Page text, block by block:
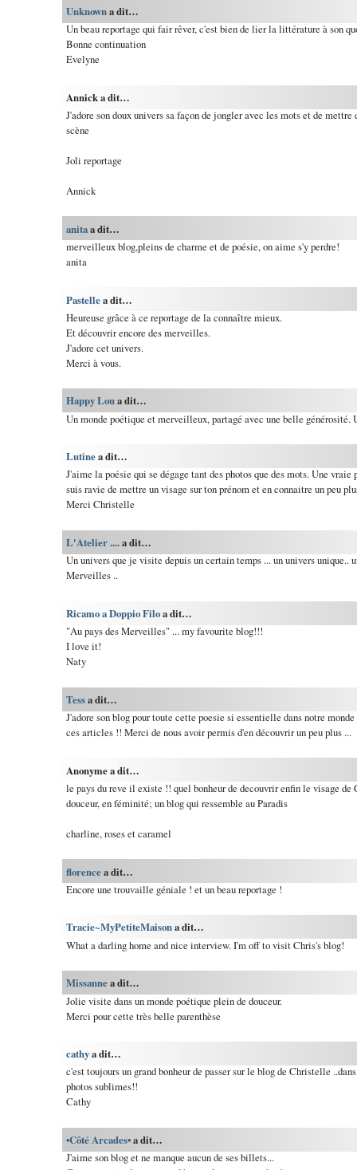
Unknowna dit…
Un beau reportage qui fair rêver, c'est bien de lier la littérature à son
Bonne continuation
Evelyne
Annick a dit…
J'adore son doux univers sa façon de jongler avec les mots et de mettre
scène
Joli reportage
Annick
anitaa dit…
merveilleux blog,pleins de charme et de poésie, on aime s'y perdre!
anita
Pastellea dit…
Heureuse grâce à ce reportage de la connaître mieux.
Et découvrir encore des merveilles.
J'adore cet univers.
Merci à vous.
Happy Loua dit…
Un monde poétique et merveilleux, partagé avec une belle
Lutinea dit…
J'aime la poésie qui se dégage tant des photos que des mots. Une
suis ravie de mettre un visage sur ton prénom et en connaitre un peu
Merci Christelle
L'Atelier ....a dit…
Un univers que je visite depuis un certain temps ... un univers unique..
Merveilles ..
Ricamo a Doppio Filoa dit…
"Au pays des Merveilles" ... my favourite blog!!!
I love it!
Naty
Tessa dit…
J'adore son blog pour toute cette poesie si essentielle dans notre
ces articles !! Merci de nous avoir permis d'en découvrir un peu plus ...
Anonyme a dit…
le pays du reve il existe !! quel bonheur de decouvrir enfin le visage de
douceur, en féminité; un blog qui ressemble au Paradis
charline, roses et caramel
florencea dit…
Encore une trouvaille géniale ! et un beau reportage !
Tracie~MyPetiteMaisona dit…
What a darling home and nice interview. I'm off to visit Chris's blog!
Missannea dit…
Jolie visite dans un monde poétique plein de douceur.
Merci pour cette très belle parenthèse
cathya dit…
c'est toujours un grand bonheur de passer sur le blog de Christelle
photos sublimes!!
Cathy
•Côté Arcades•a dit…
J'aime son blog et ne manque aucun de ses billets...